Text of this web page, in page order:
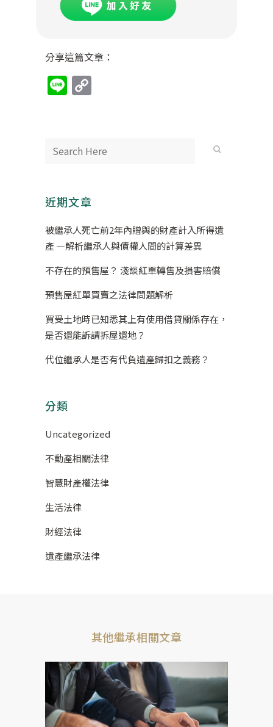
分享這篇文章：
Line
近期文章
被繼承人死亡前2年內贈與的財產計入所得遺
產 —解析繼承人與債權人間的計算差異
不存在的預售屋？ 淺談紅單轉售及損害賠償
預售屋紅單買賣之法律問題解析
買受土地時已知悉其上有使用借貸關係存在，
是否還能訴請拆屋還地？
代位繼承人是否有代負遺產歸扣之義務？
分類
Uncategorized
不動產相關法律
智慧財產權法律
生活法律
財經法律
遺產繼承法律
其他繼承相關文章